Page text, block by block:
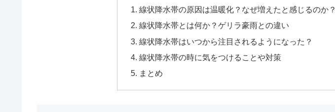
線状降水帯の原因は温暖化？なぜ増えたと感じるのか？
線状降水帯とは何か？ゲリラ豪雨との違い
線状降水帯はいつから注目されるようになった？
線状降水帯の時に気をつけることや対策
まとめ